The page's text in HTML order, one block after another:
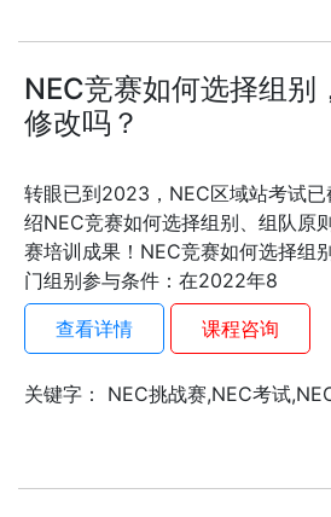
NEC竞赛如何选择组别
修改吗？
转眼已到2023，NEC区域站考试
绍NEC竞赛如何选择组别、组队原
赛培训成果！NEC竞赛如何选择组
门组别参与条件：在2022年8
查看详情
课程咨询
关键字： NEC挑战赛,NEC考试